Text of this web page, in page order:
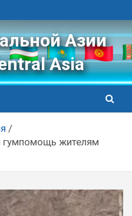
Азии
Asia
гумпомощь жителям